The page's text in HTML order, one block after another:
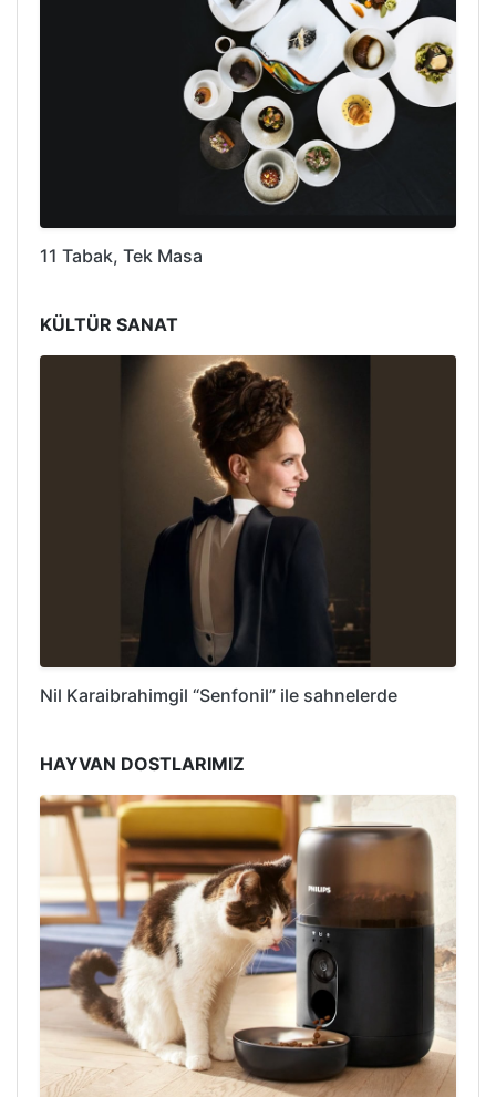
11 Tabak, Tek Masa
KÜLTÜR SANAT
Nil Karaibrahimgil “Senfonil” ile sahnelerde
HAYVAN DOSTLARIMIZ